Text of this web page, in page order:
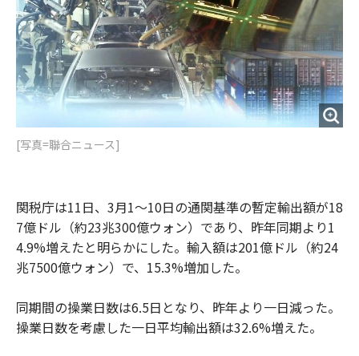
[写真=聯合ニュース]
関税庁は11日、3月1～10日の通関基準の暫定輸出額が18
7億ドル（約23兆300億ウォン）であり、昨年同期より1
4.9%増えたと明らかにした。輸入額は201億ドル（約24
兆7500億ウォン）で、15.3%増加した。
同期間の操業日数は6.5日となり、昨年より一日減った。
操業日数を考慮した一日平均輸出額は32.6%増えた。